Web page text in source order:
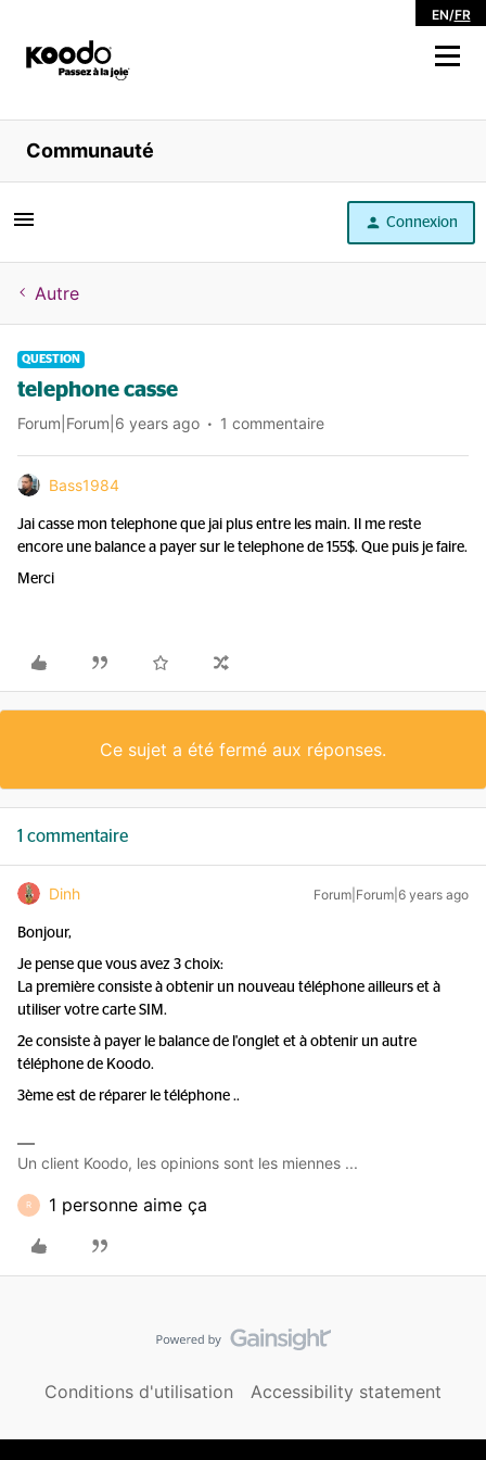
EN/FR
Magasiner
Libre service
Aide
Communauté
Connexion
Autre
QUESTION
telephone casse
Forum|Forum|6 years ago 1 commentaire
Bass1984
Jai casse mon telephone que jai plus entre les main. Il me reste
encore une balance a payer sur le telephone de 155$. Que puis je faire.
Merci
Ce sujet a été fermé aux réponses.
1 commentaire
Dinh Forum|Forum|6 years ago
Bonjour,
Je pense que vous avez 3 choix:
La première consiste à obtenir un nouveau téléphone ailleurs et à
utiliser votre carte SIM.
2e consiste à payer le balance de l'onglet et à obtenir un autre
téléphone de Koodo.
3ème est de réparer le téléphone ..
Un client Koodo, les opinions sont les miennes ...
R 1 personne aime ça
Conditions d'utilisation Accessibility statement